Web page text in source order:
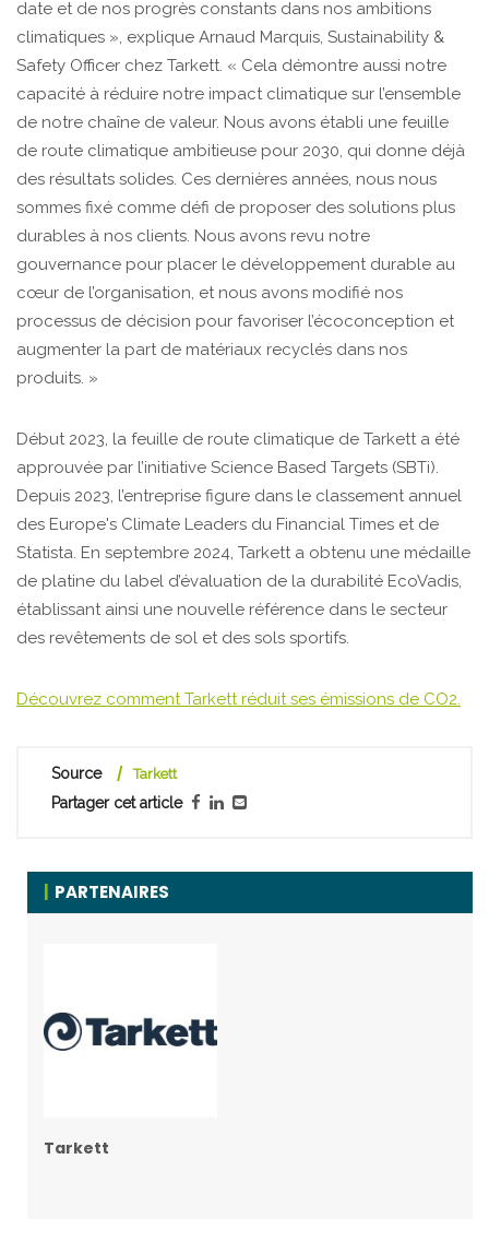
date et de nos progrès constants dans nos ambitions
climatiques », explique Arnaud Marquis, Sustainability &
Safety Officer chez Tarkett. « Cela démontre aussi notre
capacité à réduire notre impact climatique sur l’ensemble
de notre chaîne de valeur. Nous avons établi une feuille
de route climatique ambitieuse pour 2030, qui donne déjà
des résultats solides. Ces dernières années, nous nous
sommes fixé comme défi de proposer des solutions plus
durables à nos clients. Nous avons revu notre
gouvernance pour placer le développement durable au
cœur de l’organisation, et nous avons modifié nos
processus de décision pour favoriser l’écoconception et
augmenter la part de matériaux recyclés dans nos
produits. »
Début 2023, la feuille de route climatique de Tarkett a été
approuvée par l’initiative Science Based Targets (SBTi).
Depuis 2023, l’entreprise figure dans le classement annuel
des Europe's Climate Leaders du Financial Times et de
Statista. En septembre 2024, Tarkett a obtenu une médaille
de platine du label d’évaluation de la durabilité EcoVadis,
établissant ainsi une nouvelle référence dans le secteur
des revêtements de sol et des sols sportifs.
Découvrez comment Tarkett réduit ses émissions de CO2.
Source Tarkett
Partager cet article
PARTENAIRES
Tarkett